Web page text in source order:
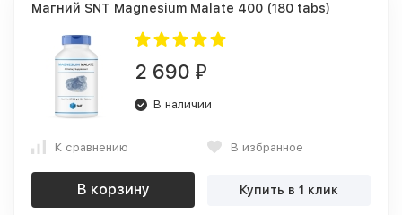
Магний SNT Magnesium Malate 400 (180 tabs)
2 690 ₽
В наличии
К сравнению В избранное
В корзину Купить в 1 клик